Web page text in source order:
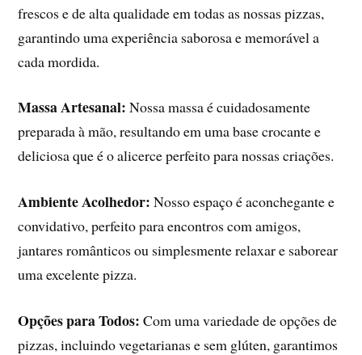
frescos e de alta qualidade em todas as nossas pizzas,
garantindo uma experiência saborosa e memorável a
cada mordida.
Massa Artesanal: Nossa massa é cuidadosamente
preparada à mão, resultando em uma base crocante e
deliciosa que é o alicerce perfeito para nossas criações.
Ambiente Acolhedor: Nosso espaço é aconchegante e
convidativo, perfeito para encontros com amigos,
jantares românticos ou simplesmente relaxar e saborear
uma excelente pizza.
Opções para Todos: Com uma variedade de opções de
pizzas, incluindo vegetarianas e sem glúten, garantimos